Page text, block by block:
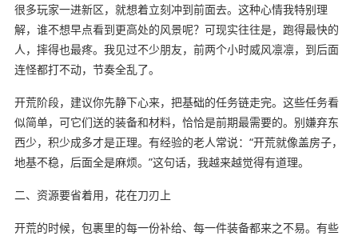
很多玩家一进新区，就想着立刻冲到前面去。这种心情我特别理
解，谁不想早点看到更高处的风景呢？可现实往往是，跑得最快的
人，摔得也最疼。我见过不少朋友，前两个小时威风凛凛，到后面
连怪都打不动，节奏全乱了。
开荒阶段，建议你先静下心来，把基础的任务链走完。这些任务看
似简单，可它们送的装备和材料，恰恰是前期最需要的。别嫌弃东
西少，积少成多才是正理。有经验的老人常说：“开荒就像盖房子，
地基不稳，后面全是麻烦。”这句话，我越来越觉得有道理。
二、资源要省着用，花在刀刃上
开荒的时候，包裹里的每一份补给、每一件装备都来之不易。有些